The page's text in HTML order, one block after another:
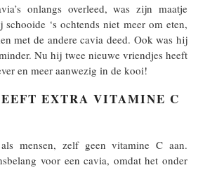
onlangs overleed, was zijn maatje
‘s ochtends niet meer om eten,
met de andere cavia deed. Ook was hij
Nu hij twee nieuwe vriendjes heeft
en meer aanwezig in de kooi!
EXTRA VITAMINE C
mensen, zelf geen vitamine C aan.
voor een cavia, omdat het onder